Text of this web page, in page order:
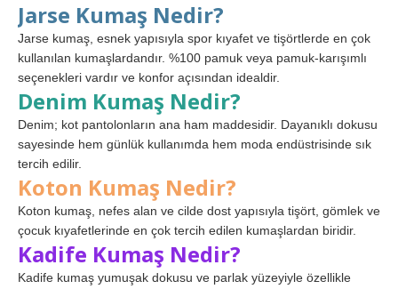
Jarse Kumaş Nedir?
Jarse kumaş, esnek yapısıyla spor kıyafet ve tişörtlerde en çok
kullanılan kumaşlardandır. %100 pamuk veya pamuk-karışımlı
seçenekleri vardır ve konfor açısından idealdir.
Denim Kumaş Nedir?
Denim; kot pantolonların ana ham maddesidir. Dayanıklı dokusu
sayesinde hem günlük kullanımda hem moda endüstrisinde sık
tercih edilir.
Koton Kumaş Nedir?
Koton kumaş, nefes alan ve cilde dost yapısıyla tişört, gömlek ve
çocuk kıyafetlerinde en çok tercih edilen kumaşlardan biridir.
Kadife Kumaş Nedir?
Kadife kumaş yumuşak dokusu ve parlak yüzeyiyle özellikle